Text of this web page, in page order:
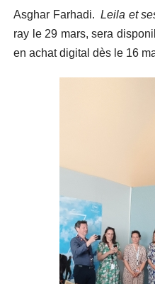
Asghar Farhadi. Leila et
ray le 29 mars, sera
en achat digital dès le 16